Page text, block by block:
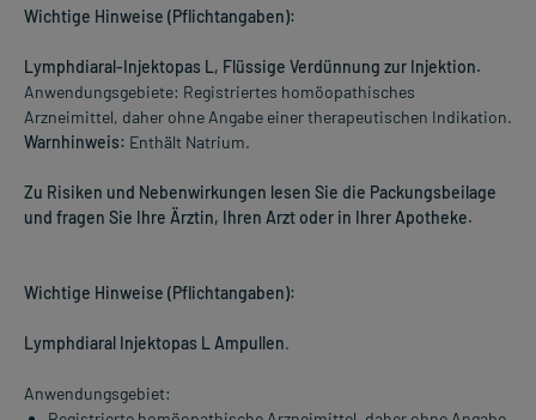
Wichtige Hinweise (Pflichtangaben):
Lymphdiaral-Injektopas L, Flüssige Verdünnung zur Injektion.
Anwendungsgebiete: Registriertes homöopathisches
Arzneimittel, daher ohne Angabe einer therapeutischen Indikation.
Warnhinweis: Enthält Natrium.
Zu Risiken und Nebenwirkungen lesen Sie die Packungsbeilage
und fragen Sie Ihre Ärztin, Ihren Arzt oder in Ihrer Apotheke.
Wichtige Hinweise (Pflichtangaben):
Lymphdiaral Injektopas L Ampullen.
Anwendungsgebiet: